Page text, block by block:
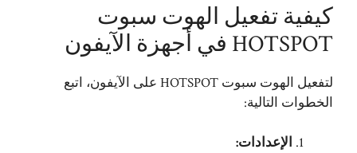
كيفية تفعيل الهوت سبوت
HOTSPOT في أجهزة الآيفون
لتفعيل الهوت سبوت HOTSPOT على الآيفون، اتبع
الخطوات التالية:
الإعدادات: